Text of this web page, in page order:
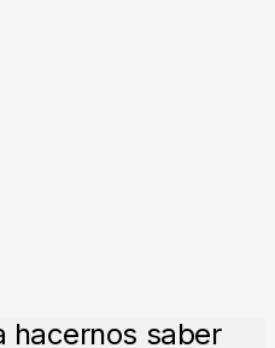
hacernos saber